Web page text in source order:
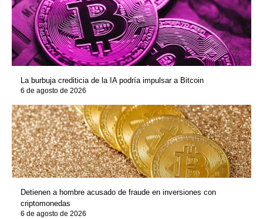
La burbuja crediticia de la IA podría impulsar a Bitcoin
6 de agosto de 2026
Detienen a hombre acusado de fraude en inversiones con
criptomonedas
6 de agosto de 2026